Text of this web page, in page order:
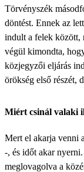
Törvényszék
döntést. Ennek az
indult a felek között,
végül kimondta,
közjegyzői eljárás
örökség első részét,
Miért csinál valaki
Mert el akarja venni
-, és időt akar
meglovagolva a